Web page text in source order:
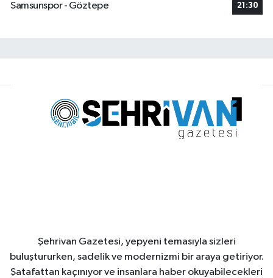
Samsunspor - Göztepe
21:30
Şehrivan Gazetesi, yepyeni temasıyla sizleri
buluştururken, sadelik ve modernizmi bir araya getiriyor.
Şatafattan kaçınıyor ve insanlara haber okuyabilecekleri